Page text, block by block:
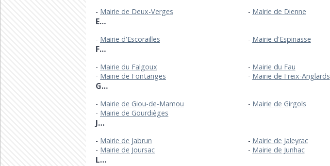
Mairie de Deux-Verges Mairie de Dienne
E…
Mairie d'Escorailles Mairie d'Espinasse
F…
Mairie du Falgoux Mairie du Fau
Mairie de Fontanges
Mairie de Freix-Anglards
G…
Mairie de Giou-de-Mamou Mairie de Girgols
Mairie de Gourdièges
J…
Mairie de Jabrun Mairie de Jaleyrac
Mairie de Joursac
Mairie de Junhac
L…